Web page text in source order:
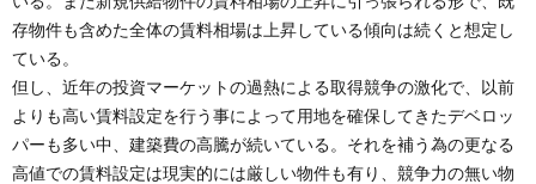
存物件も含めた全体の賃料相場は上昇している傾向は続くと想定し
ている。
但し、近年の投資マーケットの過熱による取得競争の激化で、以前
よりも高い賃料設定を行う事によって用地を確保してきたデベロッ
パーも多い中、建築費の高騰が続いている。それを補う為の更なる
高値での賃料設定は現実的には厳しい物件も有り、競争力の無い物